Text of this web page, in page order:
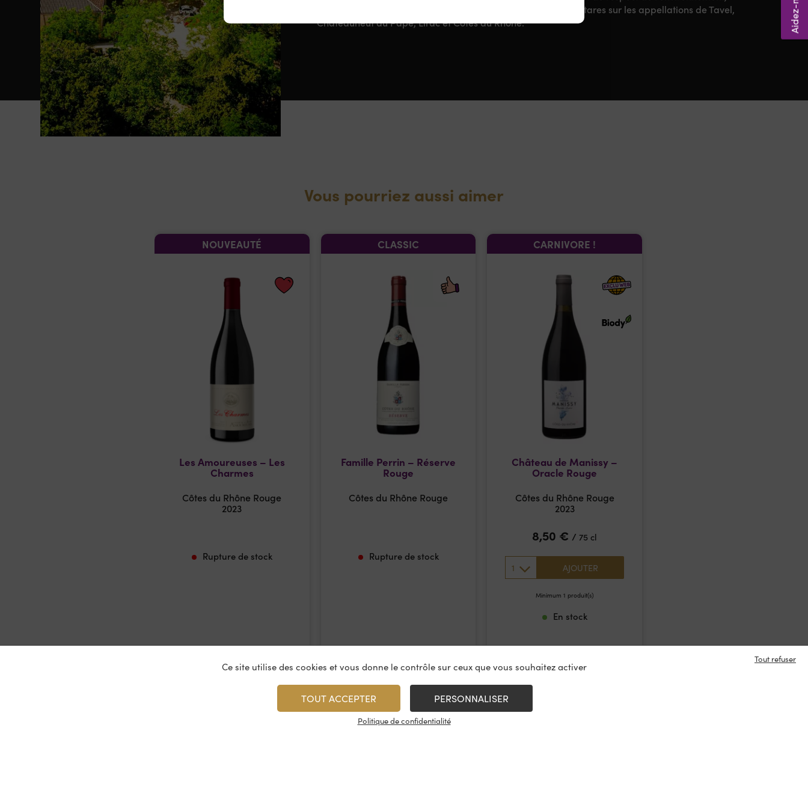
chers à Florian André. Aujourd’hui le domaine compte 60 hectares sur les appellations de Tavel,
Châteauneuf du Pape, Lirac et Côtes du Rhône.
Vous pourriez aussi aimer
NOUVEAUTÉ
Les Amoureuses – Les
Charmes
Côtes du Rhône Rouge
2023
Rupture de stock
CLASSIC
Famille Perrin – Réserve
Rouge
Côtes du Rhône Rouge
Rupture de stock
CARNIVORE !
Château de Manissy –
Oracle Rouge
Côtes du Rhône Rouge
2023
8,50 € / 75 cl
1 AJOUTER
Minimum 1 produit(s)
En stock
Ce site utilise des cookies et vous donne le contrôle sur ceux que vous souhaitez activer
TOUT ACCEPTER
Tout refuser
PERSONNALISER
Politique de confidentialité